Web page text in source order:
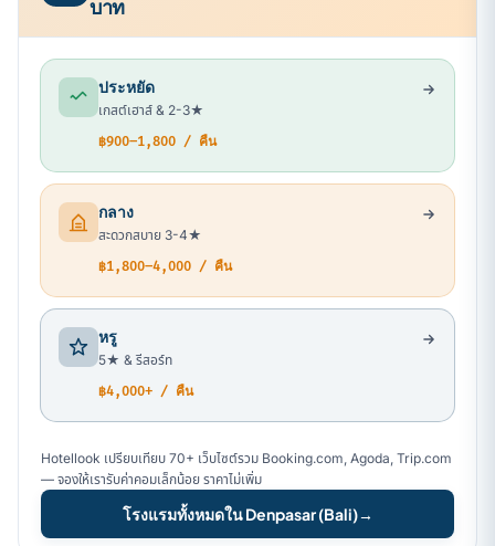
บาท
ประหยัด
เกสต์เฮาส์ & 2-3★
฿900–1,800 / คืน
กลาง
สะดวกสบาย 3-4★
฿1,800–4,000 / คืน
หรู
5★ & รีสอร์ท
฿4,000+ / คืน
Hotellook เปรียบเทียบ 70+ เว็บไซต์รวม Booking.com, Agoda, Trip.com
— จองให้เรารับค่าคอมเล็กน้อย ราคาไม่เพิ่ม
โรงแรมทั้งหมดใน Denpasar (Bali)→